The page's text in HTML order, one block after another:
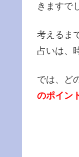
きますで
考えるま
占いは、
では、ど
のポイン